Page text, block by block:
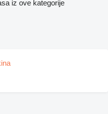
iz ove kategorije